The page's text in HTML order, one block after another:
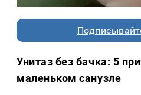
Унитаз без бачка: 5
маленьком санузле